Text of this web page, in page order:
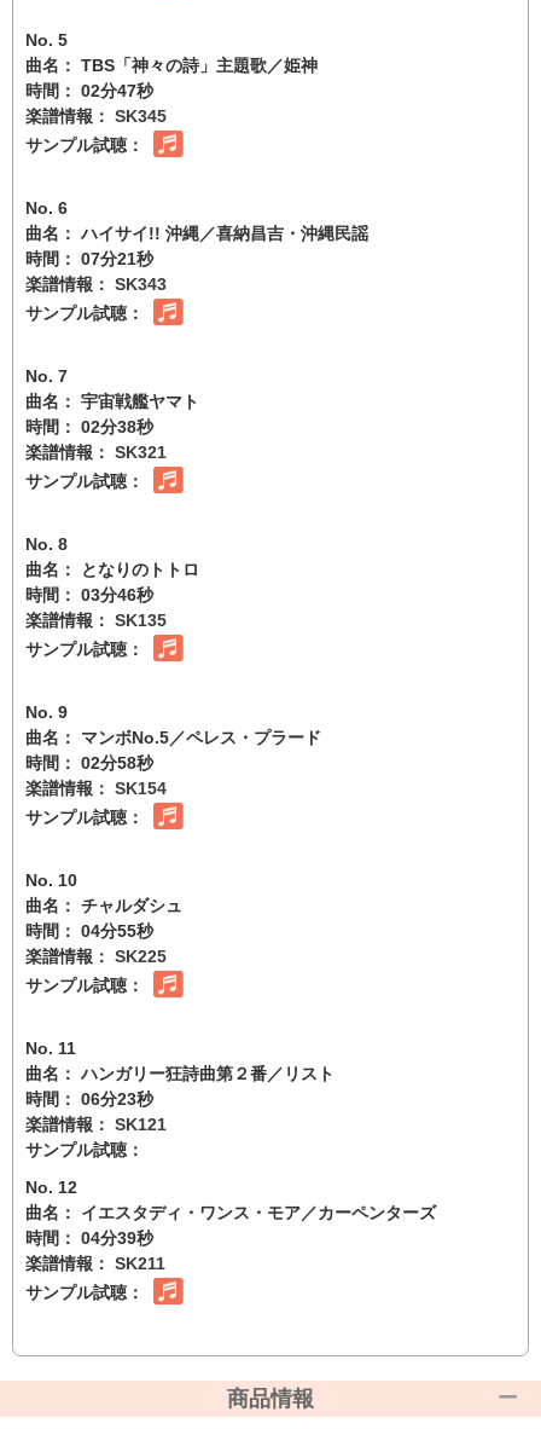
No. 5
曲名： TBS「神々の詩」主題歌／姫神
時間： 02分47秒
楽譜情報： SK345
サンプル試聴：
No. 6
曲名： ハイサイ!! 沖縄／喜納昌吉・沖縄民謡
時間： 07分21秒
楽譜情報： SK343
サンプル試聴：
No. 7
曲名： 宇宙戦艦ヤマト
時間： 02分38秒
楽譜情報： SK321
サンプル試聴：
No. 8
曲名： となりのトトロ
時間： 03分46秒
楽譜情報： SK135
サンプル試聴：
No. 9
曲名： マンボNo.5／ペレス・プラード
時間： 02分58秒
楽譜情報： SK154
サンプル試聴：
No. 10
曲名： チャルダシュ
時間： 04分55秒
楽譜情報： SK225
サンプル試聴：
No. 11
曲名： ハンガリー狂詩曲第２番／リスト
時間： 06分23秒
楽譜情報： SK121
サンプル試聴：
No. 12
曲名： イエスタディ・ワンス・モア／カーペンターズ
時間： 04分39秒
楽譜情報： SK211
サンプル試聴：
商品情報